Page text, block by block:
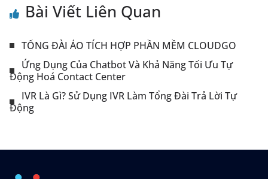
Bài Viết Liên Quan
TỔNG ĐÀI ẢO TÍCH HỢP PHẦN MỀM CLOUDGO
Ứng Dụng Của Chatbot Và Khả Năng Tối Ưu Tự
Động Hoá Contact Center
IVR Là Gì? Sử Dụng IVR Làm Tổng Đài Trả Lời Tự
Động